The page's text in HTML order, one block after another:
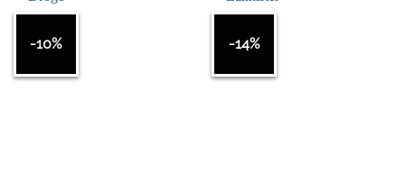
-10% -14%